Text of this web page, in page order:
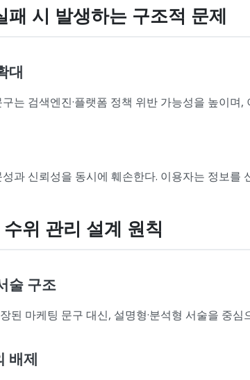
패 시 발생하는 구조적 문제
대
는 검색엔진·플랫폼 정책 위반 가능성을 높이
과 신뢰성을 동시에 훼손한다. 이용자는 정보를
위 관리 설계 원칙
술 구조
된 마케팅 문구 대신, 설명형·분석형 서술을 중
배제